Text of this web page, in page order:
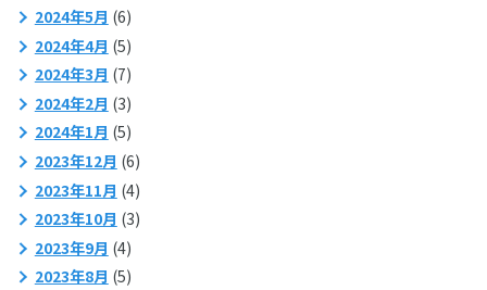
2024年5月 (6)
2024年4月 (5)
2024年3月 (7)
2024年2月 (3)
2024年1月 (5)
2023年12月 (6)
2023年11月 (4)
2023年10月 (3)
2023年9月 (4)
2023年8月 (5)